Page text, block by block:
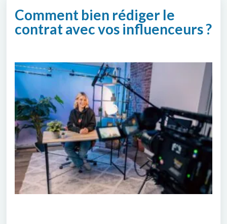
Comment bien rédiger le
contrat avec vos influenceurs ?